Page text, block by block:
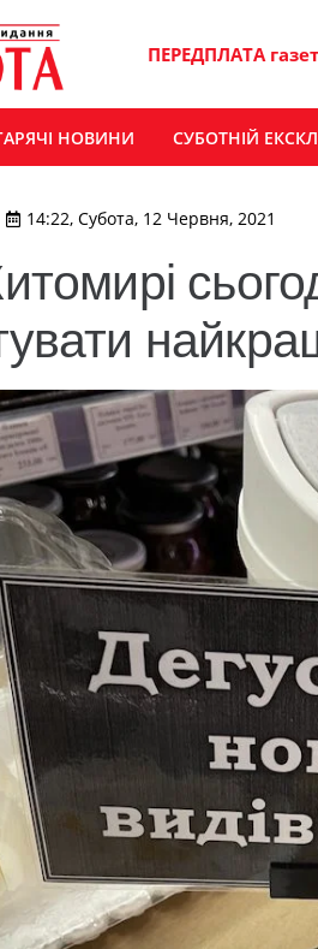
ПЕРЕДПЛАТА
НОВИНИ СУБОТНІЙ
14:22, Субота, 12 Червня, 2021